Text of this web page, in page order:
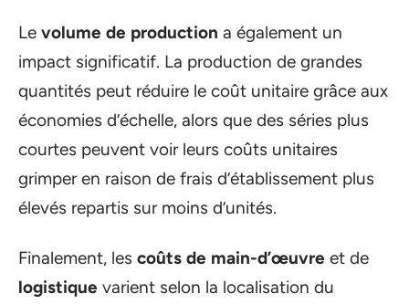
Le volume de production a également un
impact significatif. La production de grandes
quantités peut réduire le coût unitaire grâce aux
économies d’échelle, alors que des séries plus
courtes peuvent voir leurs coûts unitaires
grimper en raison de frais d’établissement plus
élevés repartis sur moins d’unités.
Finalement, les coûts de main-d’œuvre et de
logistique varient selon la localisation du